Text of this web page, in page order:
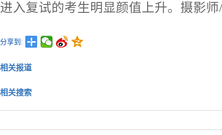
进入复试的考生明显颜值上升。摄影
分享到:
相关报道
相关搜索